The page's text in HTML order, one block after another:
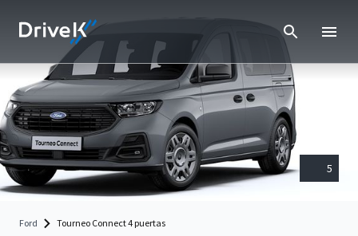
5
Ford Tourneo Connect 4 puertas